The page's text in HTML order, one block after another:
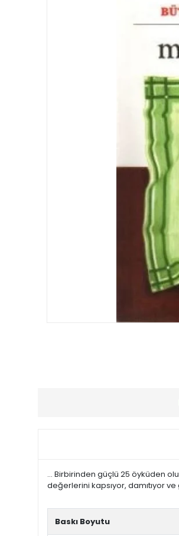
... Birbirinden güçlü 25 öyküden
değerlerini kapsıyor, damıtıyor
Baskı Boyutu